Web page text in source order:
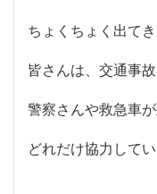
ちょくちょく出てき
皆さんは、交通事故
警察さんや救急車
どれだけ協力して